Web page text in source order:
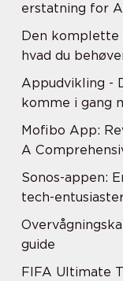
erstatning for
Den komplette
hvad du
Appudvikling -
komme i gang
Mofibo App:
A
Sonos-appen:
tech-
guide
FIFA Ultimate